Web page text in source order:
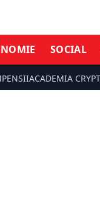
SOCIAL
PENSIIACADEMIA